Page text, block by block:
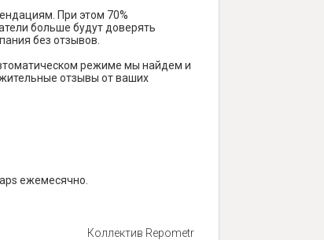
При этом 70%
больше будут доверять
без отзывов.
режиме мы найдем и
отзывы от ваших
ежемесячно.
Коллектив Repometr